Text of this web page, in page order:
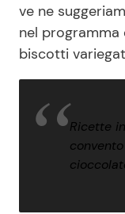
ve ne
nel programma
biscotti
Ricette